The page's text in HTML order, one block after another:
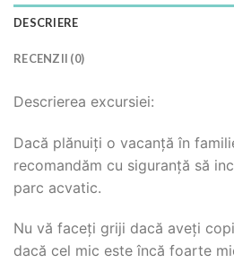
DESCRIERE
RECENZII (0)
Descrierea excursiei:
Dacă plănuiți o vacanță în
recomandăm cu siguranță să
parc acvatic.
Nu vă faceți griji dacă aveți
dacă cel mic este încă foarte